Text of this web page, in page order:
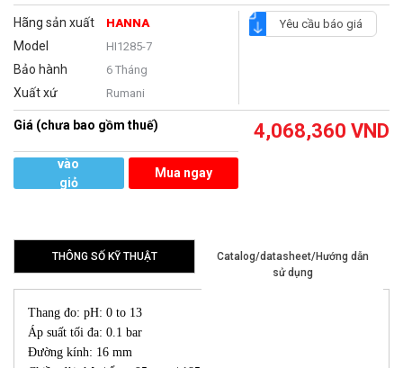
Hãng sản xuất HANNA
Model HI1285-7
Bảo hành 6 Tháng
Xuất xứ Rumani
Yêu cầu báo giá
Giá (chưa bao gồm thuế) 4,068,360 VND
vào
giỏ
Mua ngay
THÔNG SỐ KỸ THUẬT
Catalog/datasheet/Hướng dẫn
sử dụng
Thang đo: pH: 0 to 13
Áp suất tối đa: 0.1 bar
Đường kính: 16 mm